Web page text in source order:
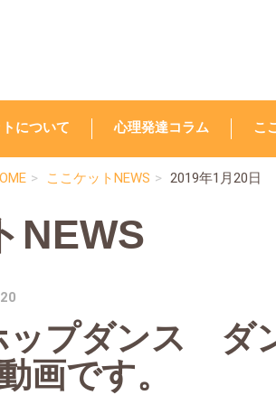
について 心理発達コラム こ
ここケットNEWS 2019年1月20日
NEWS
プダンス ダ
画です。